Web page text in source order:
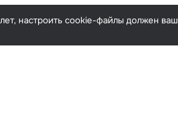
Русский
настроить cookie-файлы должен ваш